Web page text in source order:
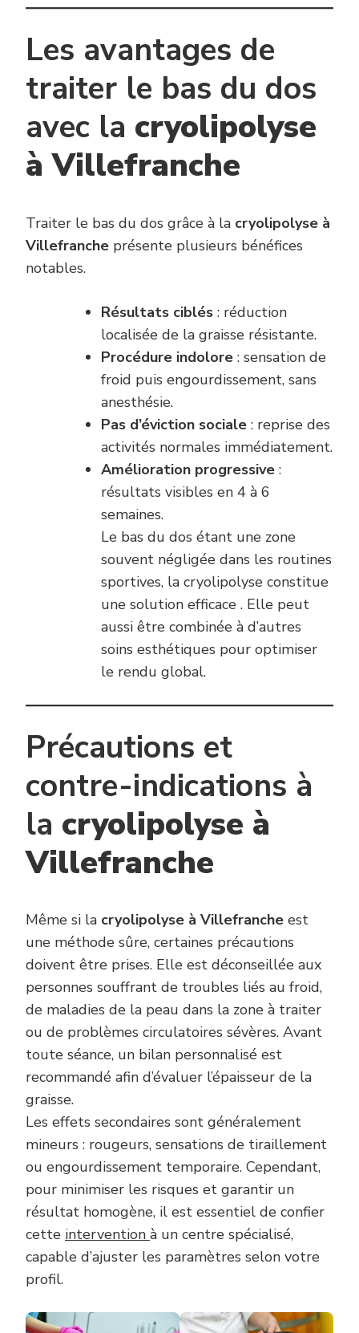
Les avantages de
traiter le bas du dos
avec la cryolipolyse
à Villefranche
Traiter le bas du dos grâce à la cryolipolyse à
Villefranche présente plusieurs bénéfices
notables.
Résultats ciblés : réduction
localisée de la graisse résistante.
Procédure indolore : sensation de
froid puis engourdissement, sans
anesthésie.
Pas d’éviction sociale : reprise des
activités normales immédiatement.
Amélioration progressive :
résultats visibles en 4 à 6
semaines.
Le bas du dos étant une zone
souvent négligée dans les routines
sportives, la cryolipolyse constitue
une solution efficace . Elle peut
aussi être combinée à d’autres
soins esthétiques pour optimiser
le rendu global.
Précautions et
contre-indications à
la cryolipolyse à
Villefranche
Même si la cryolipolyse à Villefranche est
une méthode sûre, certaines précautions
doivent être prises. Elle est déconseillée aux
personnes souffrant de troubles liés au froid,
de maladies de la peau dans la zone à traiter
ou de problèmes circulatoires sévères. Avant
toute séance, un bilan personnalisé est
recommandé afin d’évaluer l’épaisseur de la
graisse.
Les effets secondaires sont généralement
mineurs : rougeurs, sensations de tiraillement
ou engourdissement temporaire. Cependant,
pour minimiser les risques et garantir un
résultat homogène, il est essentiel de confier
cette intervention à un centre spécialisé,
capable d’ajuster les paramètres selon votre
profil.